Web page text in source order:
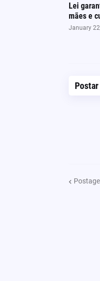
Lei
mães e
January